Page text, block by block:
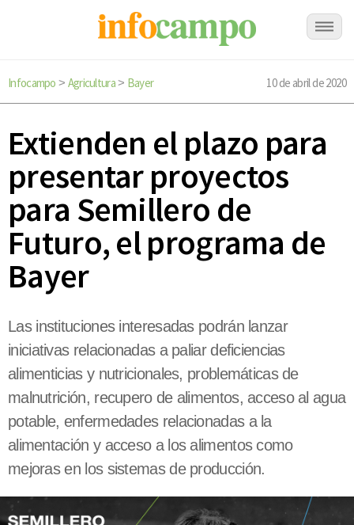
Infocampo > Agricultura> Bayer 10 de abril de 2020
Extienden el plazo para
presentar proyectos
para Semillero de
Futuro, el programa de
Bayer
Las instituciones interesadas podrán lanzar
iniciativas relacionadas a paliar deficiencias
alimenticias y nutricionales, problemáticas de
malnutrición, recupero de alimentos, acceso al agua
potable, enfermedades relacionadas a la
alimentación y acceso a los alimentos como
mejoras en los sistemas de producción.